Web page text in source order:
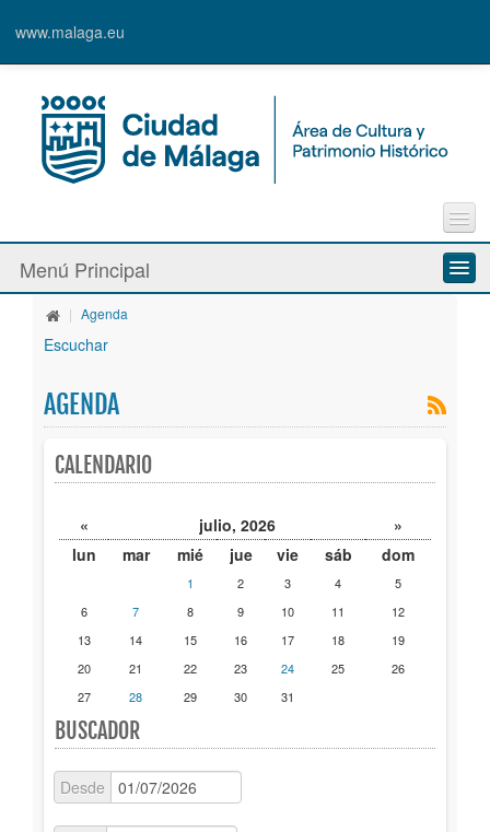
www.malaga.eu
Contacto
Quejas y Sugerencias
Menú Principal
Quiénes somos
Actividades
Banda Municipal de Música
Publicaciones
| Agenda
Escuchar
AGENDA
CALENDARIO
« julio, 2026
»
lun
mar mié jue vie sáb dom
1 2 3 4
5
6
7 8 9 10 11
12
13
14 15 16 17 18
19
20
21 22 23 24 25
26
27
28 29 30 31
BUSCADOR
Desde